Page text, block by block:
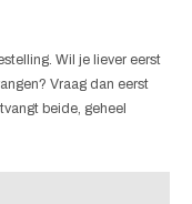
Wil je liever eerst
Vraag dan eerst
beide, geheel